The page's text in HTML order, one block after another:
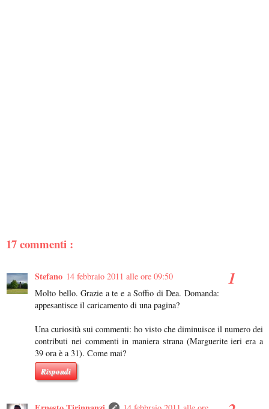
17 commenti :
Stefano 14 febbraio 2011 alle ore 09:50
Molto bello. Grazie a te e a Soffio di Dea. Domanda:
appesantisce il caricamento di una pagina?
Una curiosità sui commenti: ho visto che diminuisce il numero dei
contributi nei commenti in maniera strana (Marguerite ieri era a
39 ora è a 31). Come mai?
Rispondi